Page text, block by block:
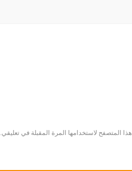
المتصفح لاستخدامها المرة المقبلة في تعليقي.